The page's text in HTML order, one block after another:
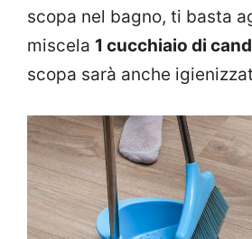
scopa nel bagno, ti basta
miscela 1 cucchiaio di
scopa sarà anche